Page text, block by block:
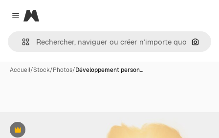
Close menu
Magnific
Accueil/Stock/Photos/Développement person…
Premium